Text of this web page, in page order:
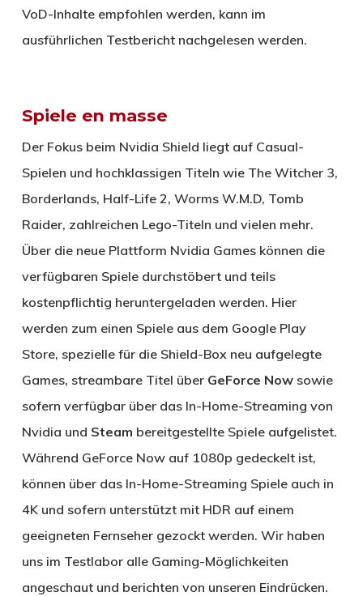
VoD-Inhalte empfohlen werden, kann im
ausführlichen Testbericht nachgelesen werden.
Spiele en masse
Der Fokus beim Nvidia Shield liegt auf Casual-
Spielen und hochklassigen Titeln wie The Witcher 3,
Borderlands, Half-Life 2, Worms W.M.D, Tomb
Raider, zahlreichen Lego-Titeln und vielen mehr.
Über die neue Plattform Nvidia Games können die
verfügbaren Spiele durchstöbert und teils
kostenpflichtig heruntergeladen werden. Hier
werden zum einen Spiele aus dem Google Play
Store, spezielle für die Shield-Box neu aufgelegte
Games, streambare Titel über GeForce Nowsowie
sofern verfügbar über das In-Home-Streaming von
Nvidia und Steam bereitgestellte Spiele aufgelistet.
Während GeForce Now auf 1080p gedeckelt ist,
können über das In-Home-Streaming Spiele auch in
4K und sofern unterstützt mit HDR auf einem
geeigneten Fernseher gezockt werden. Wir haben
uns im Testlabor alle Gaming-Möglichkeiten
angeschaut und berichten von unseren Eindrücken.